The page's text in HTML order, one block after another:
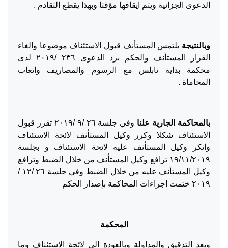
الدعوى الجزائية ويتم ايقافها مؤقتا وبهذا يقطع التقادم .
وبالنتيجة يلتمس المستأنف قبول الاستئناف موضوعا والغاء
القرار المستأنف والحكم برد الدعوى ٢٣٦ /٢٠١٩ لدى
محكمة بداية نابلس مع الرسوم والمصاريف واتعاب
المحاماة .
بالمحاكمة الجارية علنا
وفي جلسة ٢٦ /٩ /٢٠١٩ تقرر قبول
الاستئناف شكلا وكرر وكيل المستأنف لائحة الاستئناف
وانكر وكيل المستأنف عليه لائحة الاستئناف و بجلسة
١٩/١١/٢٠١٩ ترافع وكيل المستأنف من خلال الضبط وترافع
وكيل المستأنف عليه من خلال الضبط وفي جلسة ٢٦ /١٢ /
٢٠١٩ ختمت اجراءات المحاكمة بإصدار الحكم
المحكمة
وبعد التدقيق والمداولة وبالعودة الى لائحة الاستئناف وما